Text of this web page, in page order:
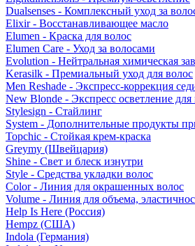
Dualsenses - Комплексный уход за
Elixir - Восстанавливающее масло
Elumen - Краска для волос
Elumen Care - Уход за волосами
Evolution - Нейтральная химическая
Kerasilk - Премиальный уход для волос
Men Reshade - Экспресс-коррекция
New Blonde - Экспресс осветление
Stylesign - Стайлинг
System - Дополнительные продукты
Topchic - Стойкая крем-краска
Greymy (Швейцария)
Shine - Свет и блеск изнутри
Style - Средства укладки волос
Color - Линия для окрашенных волос
Volume - Линия для объема,
Help Is Here (Россия)
Hempz (США)
Indola (Германия)